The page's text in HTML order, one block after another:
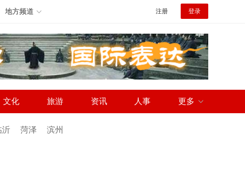
地方频道 注册 登录
文化 旅游 资讯 人事 更多
沂 菏泽 滨州